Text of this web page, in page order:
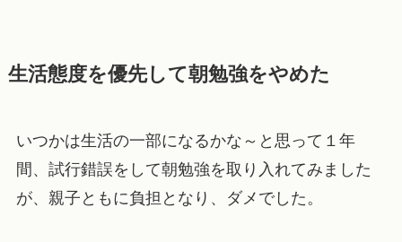
生活態度を優先して朝勉強をやめた
いつかは生活の一部になるかな～と思って１年
間、試行錯誤をして朝勉強を取り入れてみました
が、親子ともに負担となり、ダメでした。